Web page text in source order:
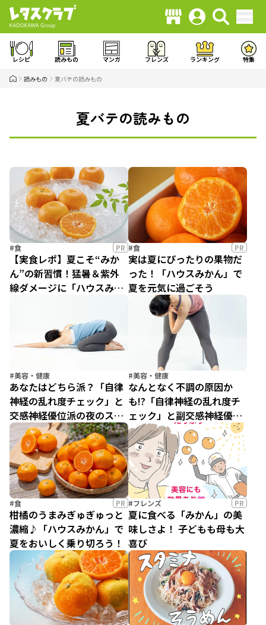
レシピ 読みもの マンガ フレンズ ランキング 特集
読みもの 夏バテの読みもの
夏バテの読みもの
PR
#食
【実食レポ】夏こそ“みか
ん”の新習慣！猛暑＆紫外
線ダメージに「ハウスみか
PR
#食
実は夏にぴったりの果物だ
った！「ハウスみかん」で
夏を元気に過ごそう
#美容・健康
あなたはどちら派？「自律
神経の乱れ度チェック」と
交感神経優位派の夜のスト
レッチ
#美容・健康
なんとなく不調の原因か
も!?「自律神経の乱れ度チ
ェック」と副交感神経優位
派の朝ストレッチ
PR
#食
柑橘のうまみぎゅぎゅっと
濃縮♪「ハウスみかん」で
夏をおいしく乗り切ろう！
PR
#フレンズ
夏に食べる「みかん」の美
味しさよ！ 子どもも母も大
喜び